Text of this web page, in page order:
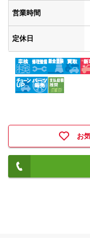
営業時間
定休日
お